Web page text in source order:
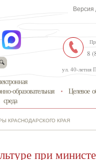
ул. 40-летия
8
образовательная
среда
Целевое
КРАСНОДАРСКОГО КРАЯ
при